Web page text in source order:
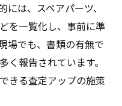
は、スペアパーツ、
を一覧化し、事前に準
場でも、書類の有無で
く報告されています。
きる査定アップの施策